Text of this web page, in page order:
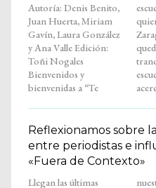
Autoría: Denis Benito,
Juan Huerta, Miriam
Gavín, Laura González
y Ana Valle Edición:
Toñi Nogales
Bienvenidos y
bienvenidas a “Te
escuchamos. Voces de
quienes llegaron a
Zaragoza para
quedarse”. Un espacio
tranquilo, hecho para
escuchar sin prisas y
Reflexionamos sobre
entre periodistas e
«Fuera de Contexto»
Llegan las últimas
nuestro propio podcast